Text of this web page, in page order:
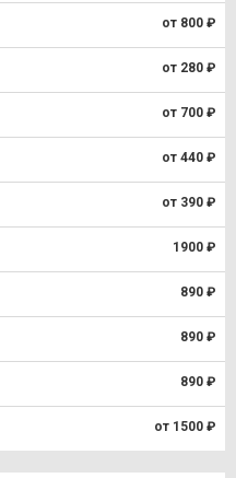
от 800 ₽
от 280 ₽
от 700 ₽
от 440 ₽
от 390 ₽
1900 ₽
890 ₽
890 ₽
890 ₽
от 1500 ₽